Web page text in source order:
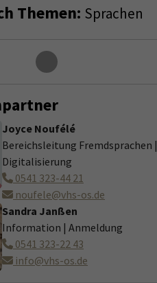
Themen: Sprachen
Loading...
Joyce Noufélé
Bereichsleitung Fremdsprachen |
Digitalisierung
0541 323-44 21
noufele@vhs-os.de
Sandra Janßen
Information | Anmeldung
0541 323-22 43
info@vhs-os.de